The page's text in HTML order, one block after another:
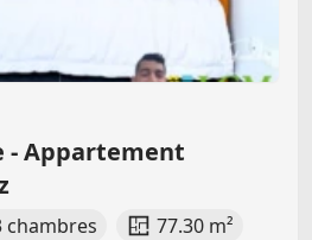
- Appartement
chambres
77.30 m²